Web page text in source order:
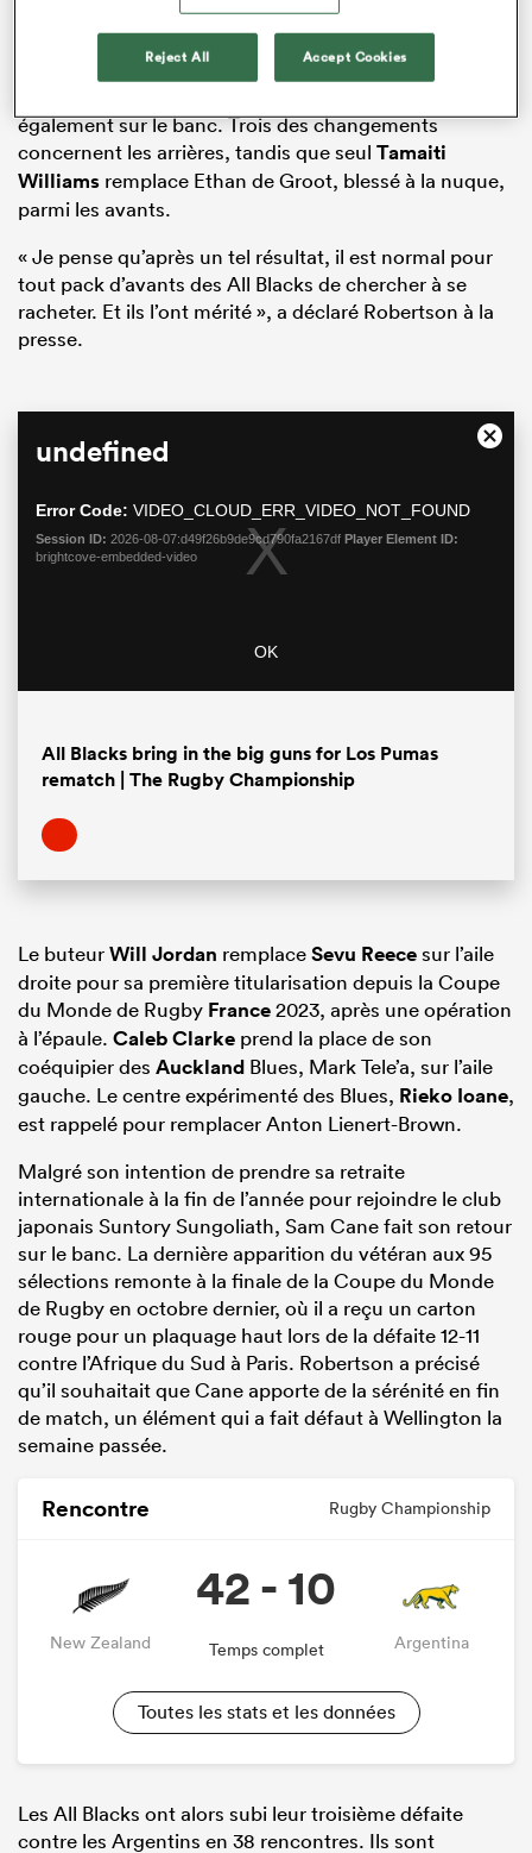
Robertson a annoncé quatre changements pour la
rencontre de samedi à Auckland, après la défaite
surprenante de la semaine dernière contre les Pumas à
également sur le banc. Trois des changements
concernent les arrières, tandis que seul Tamaiti
Williams remplace Ethan de Groot, blessé à la nuque,
parmi les avants.
« Je pense qu’après un tel résultat, il est normal pour
tout pack d’avants des All Blacks de chercher à se
racheter. Et ils l’ont mérité », a déclaré Robertson à la
presse.
modal
window.
undefined
Error Code: VIDEO_CLOUD_ERR_VIDEO_NOT_FOUND
Session ID: 2026-08-07:d49f26b9de9cd790fa2167df Player Element ID:
brightcove-embedded-video
OK
Close
All Blacks bring in the big guns for Los Pumas
rematch | The Rugby Championship
Le buteurWill Jordan remplaceSevu Reecesur l’aile
droite pour sa première titularisation depuis la Coupe
du Monde de Rugby France2023, après une opération
à l’épaule. Caleb Clarke prend la place de son
coéquipier des Auckland Blues, Mark Tele’a, sur l’aile
gauche. Le centre expérimenté des Blues, Rieko Ioane,
est rappelé pour remplacer Anton Lienert-Brown.
Malgré son intention de prendre sa retraite
internationale à la fin de l’année pour rejoindre le club
japonais Suntory Sungoliath, Sam Cane fait son retour
sur le banc. La dernière apparition du vétéran aux 95
sélections remonte à la finale de la Coupe du Monde
de Rugby en octobre dernier, où il a reçu un carton
rouge pour un plaquage haut lors de la défaite 12-11
contre l’Afrique du Sud à Paris. Robertson a précisé
qu’il souhaitait que Cane apporte de la sérénité en fin
de match, un élément qui a fait défaut à Wellington la
semaine passée.
Rencontre Rugby Championship
New Zealand
42 - 10
Temps complet Argentina
Toutes les stats et les données
Les All Blacks ont alors subi leur troisième défaite
contre les Argentins en 38 rencontres. Ils sont
Reject All Accept Cookies